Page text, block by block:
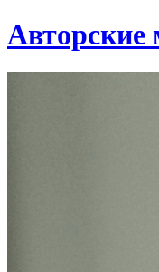
Авторские